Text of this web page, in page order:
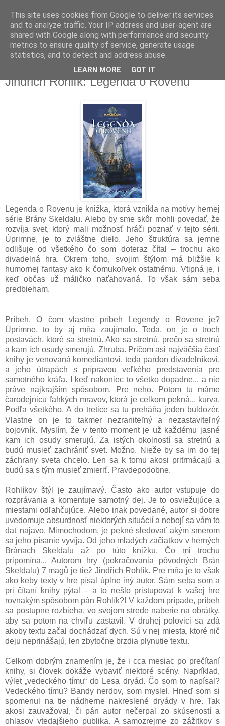
štvrtok 22. septembra 2016
Jindřich Rohlík: Legenda o Rovenu
Legenda o Rovenu je knižka, ktorá vznikla na motívy hernej
série Brány Skeldalu. Alebo by sme skôr mohli povedať, že
rozvíja svet, ktorý mali možnosť hráči poznať v tejto sérii.
Úprimne, je to zvláštne dielo. Jeho štruktúra sa jemne
odlišuje od všetkého čo som doteraz čítal – trochu ako
divadelná hra. Okrem toho, svojim štýlom má bližšie k
humornej fantasy ako k čomukoľvek ostatnému. Vtipná je, i
keď občas už máličko naťahovaná. To však sám seba
predbieham.
Príbeh. O čom vlastne príbeh Legendy o Rovene je?
Úprimne, to by aj mňa zaujímalo. Teda, on je o troch
postavách, ktoré sa stretnú. Ako sa stretnú, prečo sa stretnú
a kam ich osudy smerujú. Zhruba. Pričom asi najväčšia časť
knihy je venovaná komediantovi, teda pardon divadelníkovi,
a jeho útrapách s prípravou veľkého predstavenia pre
samotného kráľa. I keď nakoniec to všetko dopadne... a nie
práve najkrajším spôsobom. Pre neho. Potom tu máme
čarodejnicu ľahkých mravov, ktorá je celkom pekná... kurva.
Podľa všetkého. A do tretice sa tu preháňa jeden buldozér.
Vlastne on je to takmer nezraniteľný a nezastaviteľný
bojovník. Myslím, že v tento moment je už každému jasné
kam ich osudy smerujú. Za istých okolností sa stretnú a
budú musieť zachrániť svet. Možno. Nieže by sa im do tej
záchrany sveta chcelo. Len sa k tomu akosi pritrmácajú a
budú sa s tým musieť zmieriť. Pravdepodobne.
Rohlíkov štýl je zaujímavý. Často ako autor vstupuje do
rozprávania a komentuje samotný dej. Je to osviežujúce a
miestami odľahčujúce. Alebo inak povedané, autor si dobre
uvedomuje absurdnosť niektorých situácií a nebojí sa vám to
dať najavo. Mimochodom, je pekné sledovať akým smerom
sa jeho písanie vyvíja. Od jeho mladých začiatkov v herných
Bránach Skeldalu až po túto knižku. Čo mi trochu
pripomína... Autorom hry (pokračovania pôvodných Brán
Skeldalu) 7 magů je tiež Jindřich Rohlík. Pre mňa je to však
ako keby texty v hre písal úplne iný autor. Sám seba som a
pri čítaní knihy pýtal – a to nešlo pristupovať k vašej hre
rovnakým spôsobom pán Rohlík?! V každom prípade, príbeh
sa postupne rozbieha, vo svojom strede naberie na obrátky,
aby sa potom na chvíľu zastavil. V druhej polovici sa zdá
akoby textu začal dochádzať dych. Sú v nej miesta, ktoré nič
deju neprinášajú, len zbytočne brzdia plynutie textu.
Celkom dobrým znamením je, že i cca mesiac po prečítaní
knihy, si človek dokáže vybaviť niektoré scény. Napríklad,
výlet „vedeckého tímu“ do Lesa dryád. Čo som to napísal?
Vedeckého tímu? Bandy nerdov, som myslel. Hneď som si
spomenul na tie nádherne nakreslené dryády v hre. Tak
akosi zauvažoval, či pán autor nečerpal zo skúseností a
ohlasov vtedajšieho publika. A samozrejme zo zážitkov s
This site uses cookies from Google to deliver its services
and to analyze traffic. Your IP address and user-agent are
shared with Google along with performance and security
metrics to ensure quality of service, generate usage
statistics, and to detect and address abuse.
LEARN MORE GOT IT